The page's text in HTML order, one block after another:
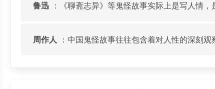
鲁迅：《聊斋志异》等鬼怪故事实际上是写人情，
周作人 ：中国鬼怪故事往往包含着对人性的深刻观